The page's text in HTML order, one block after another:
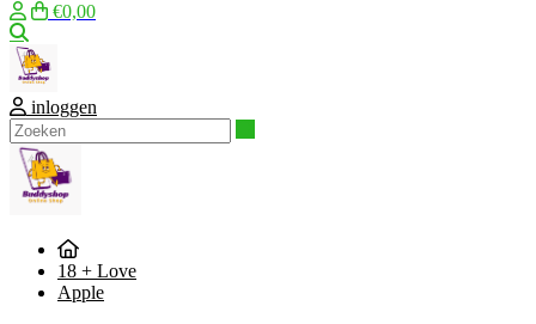
€0,00
inloggen
18 + Love
Apple